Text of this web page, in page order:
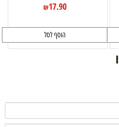
₪17.90
הוסף לסל